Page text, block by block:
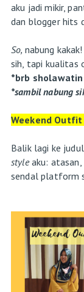
aku jadi mikir,
dan blogger hits
So, nabung
sih, tapi kualitas
*brb
*sambil nabung
Weekend Outfit
Balik lagi ke
styleaku:
sendal platform